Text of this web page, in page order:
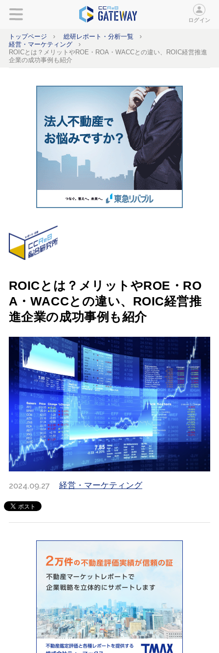
ログイン
トップページ
総研レポート・分析一覧
経営・マーケティング
ROICとは？メリットやROE・ROA・WACCとの違い、ROIC経営推進
企業の成功事例も紹介
ROICとは？メリットやROE・RO
A・WACCとの違い、ROIC経営推
進企業の成功事例も紹介
2024.09.27 経営・マーケティング